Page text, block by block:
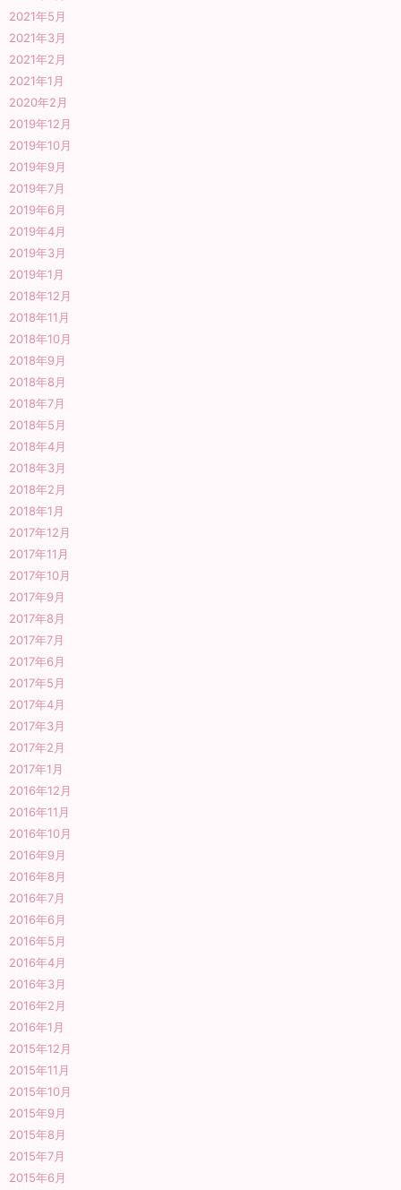
2021年5月
2021年3月
2021年2月
2021年1月
2020年2月
2019年12月
2019年10月
2019年9月
2019年7月
2019年6月
2019年4月
2019年3月
2019年1月
2018年12月
2018年11月
2018年10月
2018年9月
2018年8月
2018年7月
2018年5月
2018年4月
2018年3月
2018年2月
2018年1月
2017年12月
2017年11月
2017年10月
2017年9月
2017年8月
2017年7月
2017年6月
2017年5月
2017年4月
2017年3月
2017年2月
2017年1月
2016年12月
2016年11月
2016年10月
2016年9月
2016年8月
2016年7月
2016年6月
2016年5月
2016年4月
2016年3月
2016年2月
2016年1月
2015年12月
2015年11月
2015年10月
2015年9月
2015年8月
2015年7月
2015年6月